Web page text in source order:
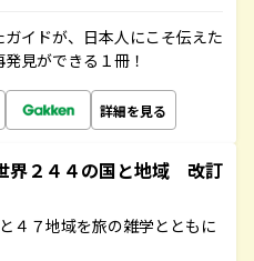
イドが、日本人にこそ伝えた
見ができる１冊！
詳細を見る
２４４の国と地域 改訂
４７地域を旅の雑学とともに